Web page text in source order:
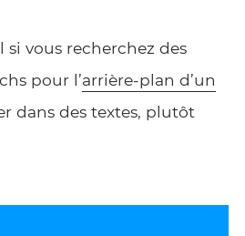
si vous recherchez des
pour l’arrière-plan d’un
dans des textes, plutôt